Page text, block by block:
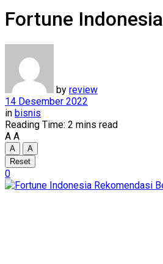
Fortune
by review
14 Desember 2022
in bisnis
Reading Time: 2 mins read
A A
A
A
Reset
0